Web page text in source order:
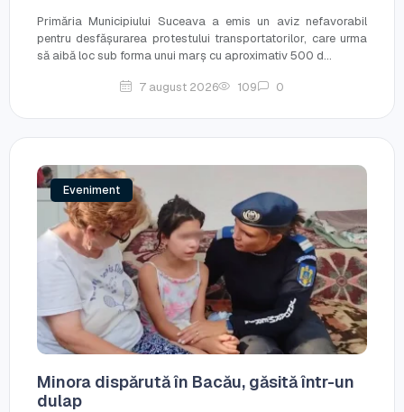
Primăria Municipiului Suceava a emis un aviz nefavorabil
pentru desfășurarea protestului transportatorilor, care urma
să aibă loc sub forma unui marș cu aproximativ 500 d...
7 august 2026 109 0
Eveniment
Minora dispărută în Bacău, găsită într-un
dulap